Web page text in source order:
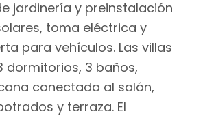
jardinería y preinstalación
toma eléctrica y
para vehículos. Las villas
dormitorios, 3 baños,
conectada al salón,
y terraza. El